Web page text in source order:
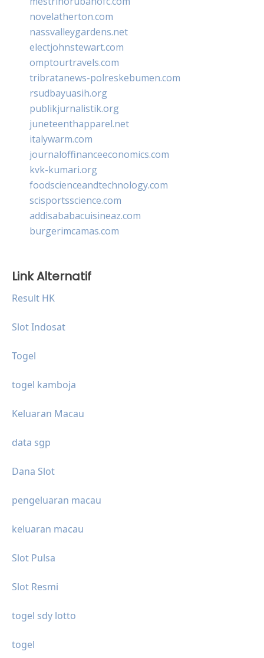
novelatherton.com
nassvalleygardens.net
electjohnstewart.com
omptourtravels.com
tribratanews-polreskebumen.com
rsudbayuasih.org
publikjurnalistik.org
juneteenthapparel.net
italywarm.com
journaloffinanceeconomics.com
kvk-kumari.org
foodscienceandtechnology.com
scisportsscience.com
addisababacuisineaz.com
burgerimcamas.com
Link Alternatif
Result HK
Slot Indosat
Togel
togel kamboja
Keluaran Macau
data sgp
Dana Slot
pengeluaran macau
keluaran macau
Slot Pulsa
Slot Resmi
togel sdy lotto
togel